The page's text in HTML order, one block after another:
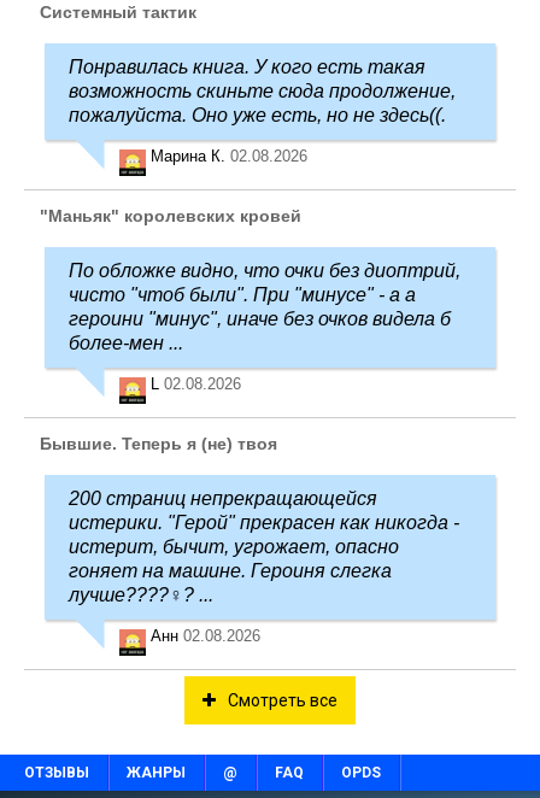
Системный тактик
Понравилась книга. У кого есть такая
возможность скиньте сюда продолжение,
пожалуйста. Оно уже есть, но не здесь((.
Марина К. 02.08.2026
"Маньяк" королевских кровей
По обложке видно, что очки без диоптрий,
чисто "чтоб были". При "минусе" - а а
героини "минус", иначе без очков видела б
более-мен ...
02.08.2026
Бывшие. Теперь я (не) твоя
200 страниц непрекращающейся
истерики. "Герой" прекрасен как никогда -
истерит, бычит, угрожает, опасно
гоняет на машине. Героиня слегка
лучше????‍♀️? ...
Анн 02.08.2026
Смотреть все
ОТЗЫВЫ ЖАНРЫ @ FAQ OPDS